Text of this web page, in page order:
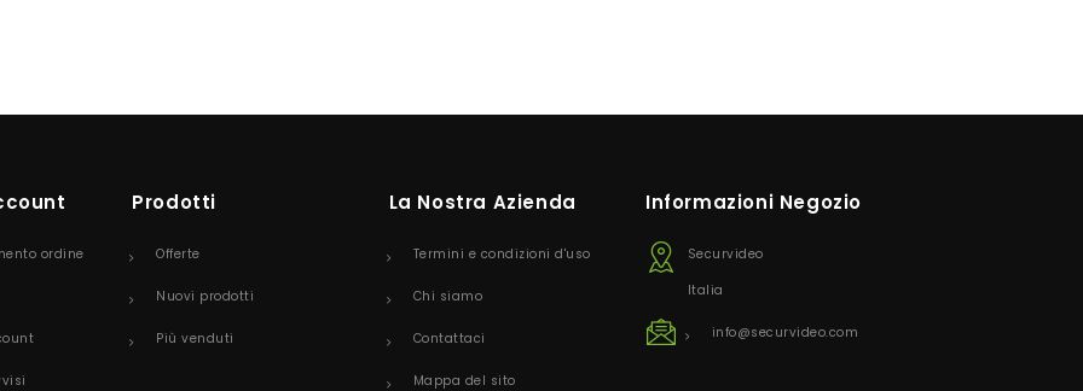
ordine
Prodotti
Offerte
Nuovi prodotti
Più venduti
La Nostra Azienda
Termini e condizioni d'uso
Chi siamo
Contattaci
Mappa del sito
Informazioni Negozio
Securvideo
Italia
info@securvideo.com